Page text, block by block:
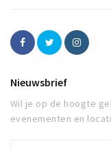
Nieuwsbrief
Wil je op de hoogte
evenementen en